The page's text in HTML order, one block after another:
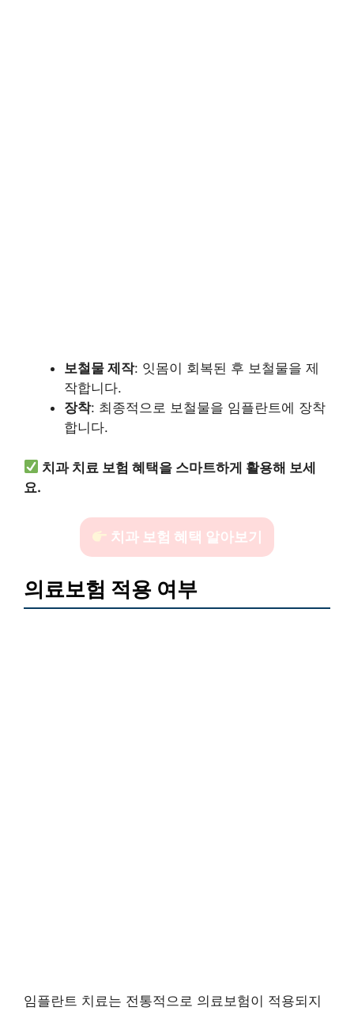
보철물 제작: 잇몸이 회복된 후 보철물을 제
작합니다.
장착: 최종적으로 보철물을 임플란트에 장착
합니다.
치과 치료 보험 혜택을 스마트하게 활용해 보세
요.
치과 보험 혜택 알아보기
의료보험 적용 여부
임플란트 치료는 전통적으로 의료보험이 적용되지